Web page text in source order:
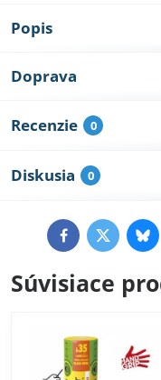
Popis
Doprava
Recenzie 0
Diskusia 0
FacebookTwitter
Súvisiace